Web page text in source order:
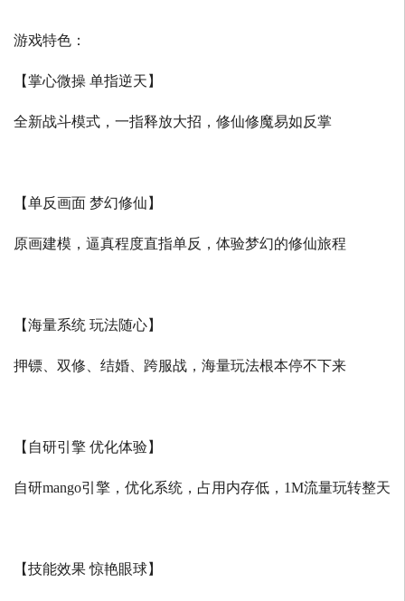
游戏特色：
【掌心微操 单指逆天】
全新战斗模式，一指释放大招，修仙修魔易如反掌
【单反画面 梦幻修仙】
原画建模，逼真程度直指单反，体验梦幻的修仙旅程
【海量系统 玩法随心】
押镖、双修、结婚、跨服战，海量玩法根本停不下来
【自研引擎 优化体验】
自研mango引擎，优化系统，占用内存低， 1M流量玩转整天
【技能效果 惊艳眼球】